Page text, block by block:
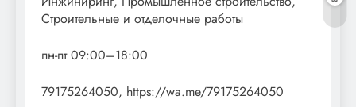
Строительные и отделочные работы
пн-пт 09:00–18:00
79175264050, https://wa.me/79175264050